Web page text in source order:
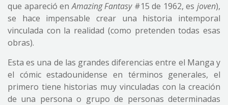
que apareció enAmazing Fantasy#15 de 1962, esjoven),
se hace impensable crear una historia intemporal
vinculada con la realidad (como pretenden todas esas
obras).
Esta es una de las grandes diferencias entre el Manga y
el cómic estadounidense en términos generales, el
primero tiene historias muy vinculadas con la creación
de una persona o grupo de personas determinadas